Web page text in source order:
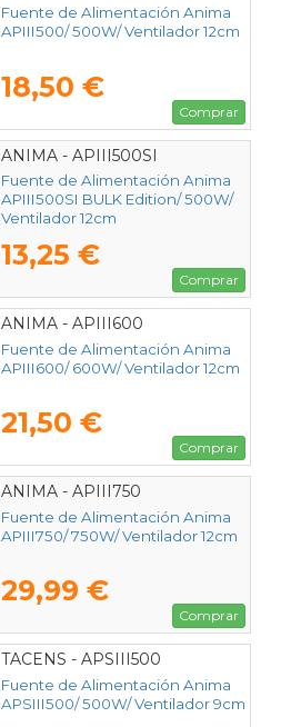
Fuente de Alimentación Anima
APIII500/ 500W/ Ventilador 12cm
18,50 €
Comprar
ANIMA - APIII500SI
Fuente de Alimentación Anima
APIII500SI BULK Edition/ 500W/
Ventilador 12cm
13,25 €
Comprar
ANIMA - APIII600
Fuente de Alimentación Anima
APIII600/ 600W/ Ventilador 12cm
21,50 €
Comprar
ANIMA - APIII750
Fuente de Alimentación Anima
APIII750/ 750W/ Ventilador 12cm
29,99 €
Comprar
TACENS - APSIII500
Fuente de Alimentación Anima
APSIII500/ 500W/ Ventilador 9cm